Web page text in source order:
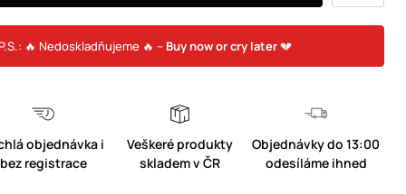
🔥 Nedoskladňujeme 🔥 – Buy now or cry later💔
objednávka i
bez registrace
Veškeré produkty
skladem v ČR
Objednávky do 13:00
odesíláme ihned